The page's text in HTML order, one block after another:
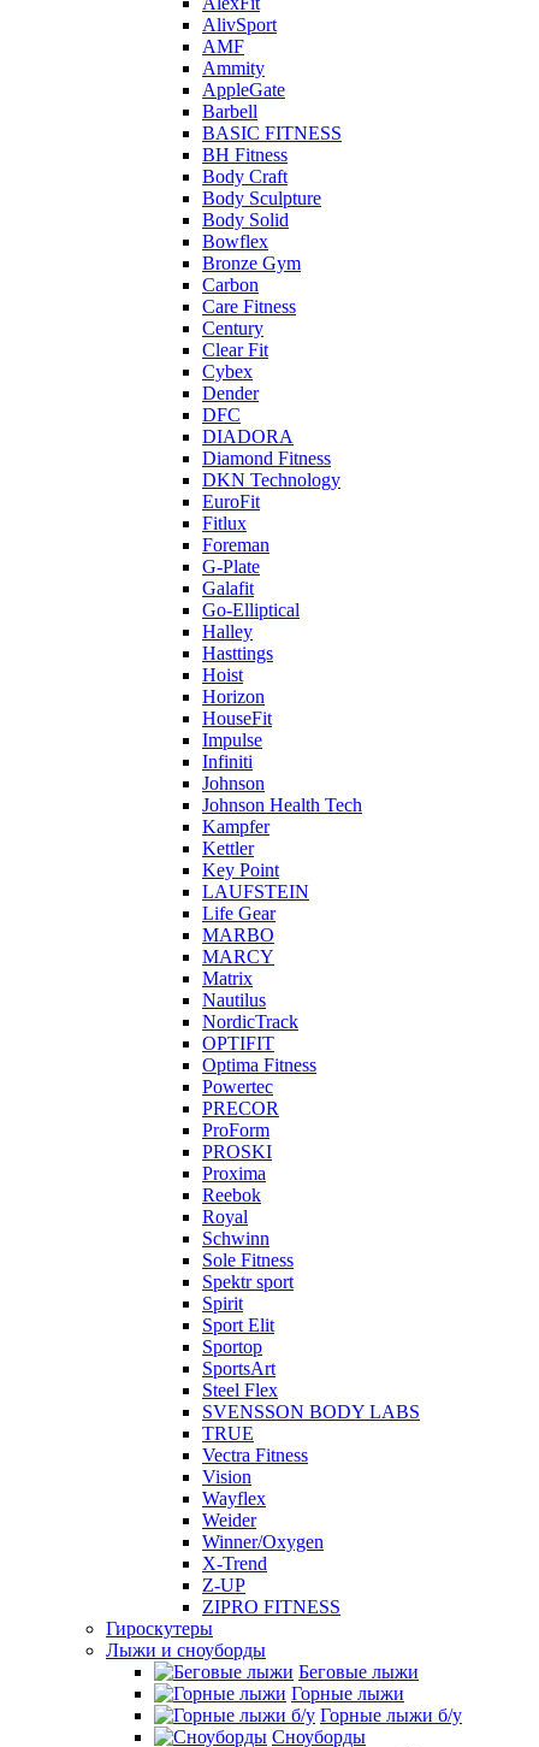
AlivSport
AMF
Ammity
AppleGate
Barbell
BASIC FITNESS
BH Fitness
Body Craft
Body Sculpture
Body Solid
Bowflex
Bronze Gym
Carbon
Care Fitness
Century
Clear Fit
Cybex
Dender
DFC
DIADORA
Diamond Fitness
DKN Technology
EuroFit
Fitlux
Foreman
G-Plate
Galafit
Go-Elliptical
Halley
Hasttings
Hoist
Horizon
HouseFit
Impulse
Infiniti
Johnson
Johnson Health Tech
Kampfer
Kettler
Key Point
LAUFSTEIN
Life Gear
MARBO
MARCY
Matrix
Nautilus
NordicTrack
OPTIFIT
Optima Fitness
Powertec
PRECOR
ProForm
PROSKI
Proxima
Reebok
Royal
Schwinn
Sole Fitness
Spektr sport
Spirit
Sport Elit
Sportop
SportsArt
Steel Flex
SVENSSON BODY LABS
TRUE
Vectra Fitness
Vision
Wayflex
Weider
Winner/Oxygen
X-Trend
Z-UP
ZIPRO FITNESS
Гироскутеры
Лыжи и сноуборды
Беговые лыжи
Горные лыжи
Горные лыжи б/у
Сноуборды